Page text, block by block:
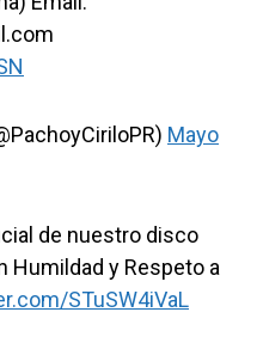
Mayo
de nuestro disco
Humildad y Respeto a
STuSW4iVaL